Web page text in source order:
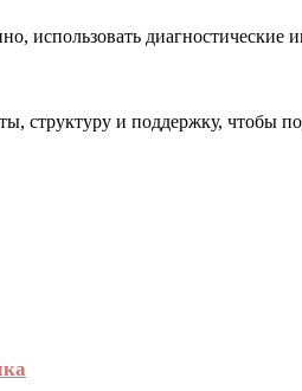
использовать
структуру и поддержку, чтобы